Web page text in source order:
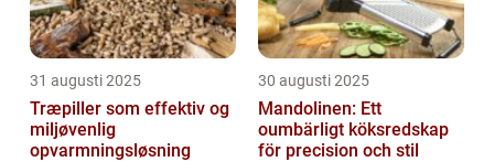
31 augusti 2025
Træpiller som effektiv og
miljøvenlig
opvarmningsløsning
30 augusti 2025
Mandolinen: Ett
oumbärligt köksredskap
för precision och stil